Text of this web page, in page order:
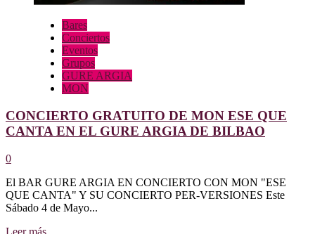
Bares
Conciertos
Eventos
Grupos
GURE ARGIA
MON
CONCIERTO GRATUITO DE MON ESE QUE
CANTA EN EL GURE ARGIA DE BILBAO
0
El BAR GURE ARGIA EN CONCIERTO CON MON "ESE
QUE CANTA" Y SU CONCIERTO PER-VERSIONES Este
Sábado 4 de Mayo...
Leer másLeer